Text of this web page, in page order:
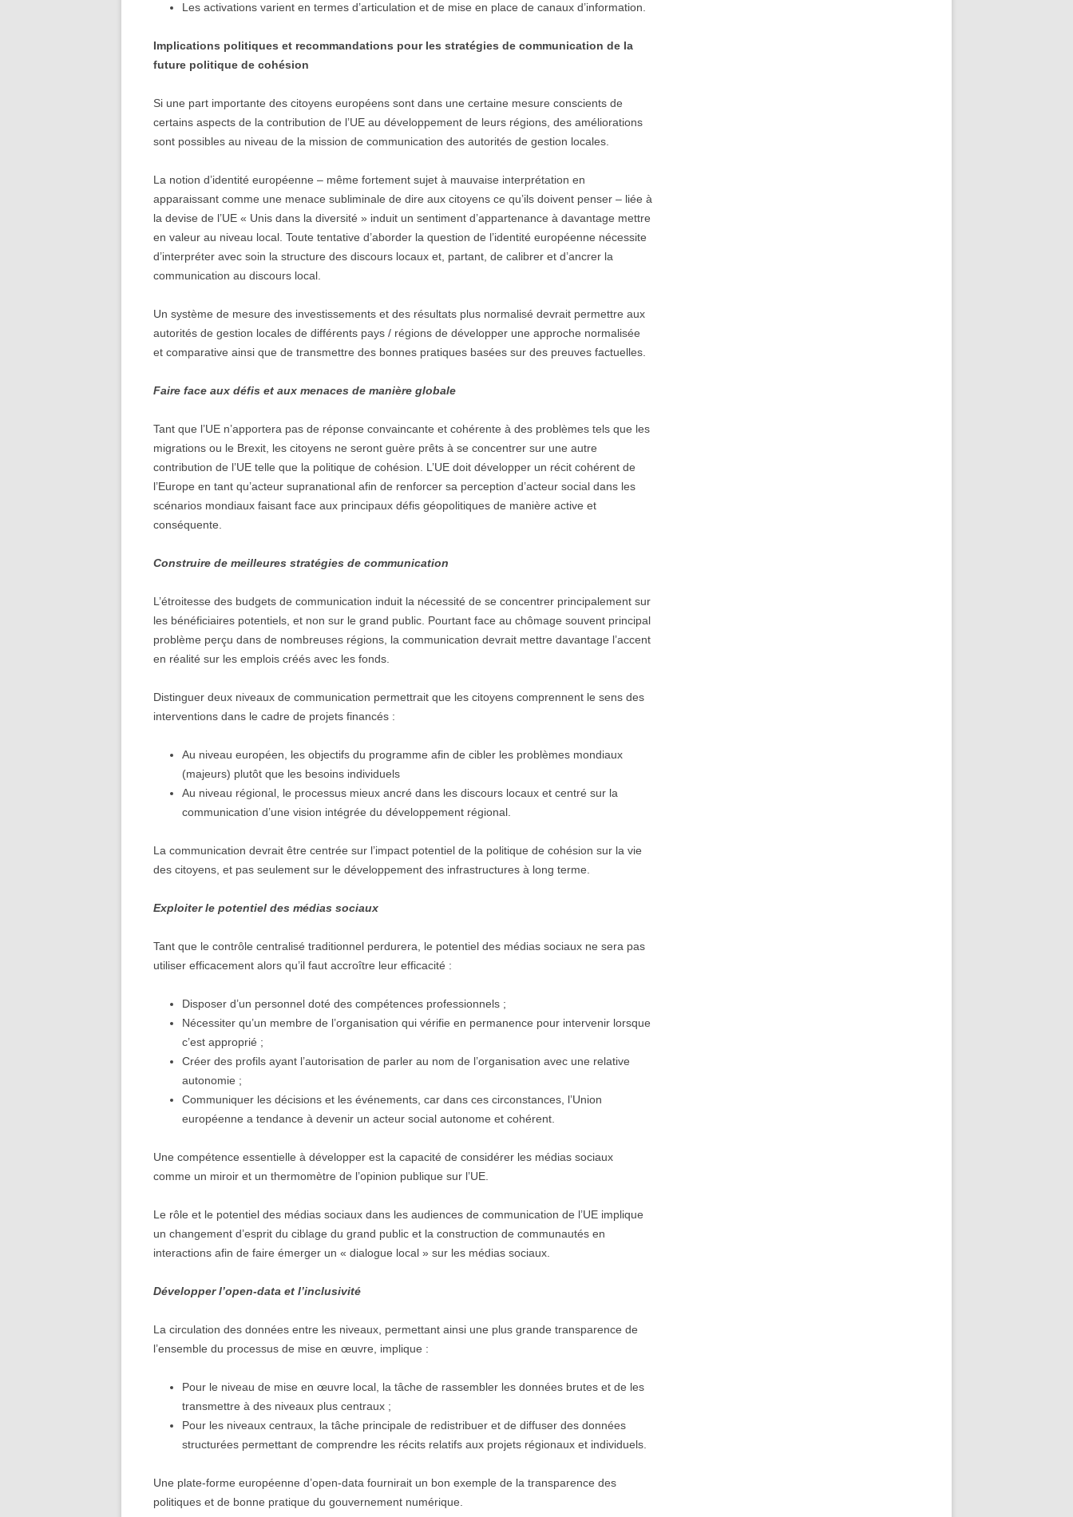
Les activations varient en termes d’articulation et de mise en place de canaux d’information.
Implications politiques et recommandations pour les stratégies de communication de la
future politique de cohésion
Si une part importante des citoyens européens sont dans une certaine mesure conscients de
certains aspects de la contribution de l’UE au développement de leurs régions, des améliorations
sont possibles au niveau de la mission de communication des autorités de gestion locales.
La notion d’identité européenne – même fortement sujet à mauvaise interprétation en
apparaissant comme une menace subliminale de dire aux citoyens ce qu’ils doivent penser – liée à
la devise de l’UE « Unis dans la diversité » induit un sentiment d’appartenance à davantage mettre
en valeur au niveau local. Toute tentative d’aborder la question de l’identité européenne nécessite
d’interpréter avec soin la structure des discours locaux et, partant, de calibrer et d’ancrer la
communication au discours local.
Un système de mesure des investissements et des résultats plus normalisé devrait permettre aux
autorités de gestion locales de différents pays / régions de développer une approche normalisée
et comparative ainsi que de transmettre des bonnes pratiques basées sur des preuves factuelles.
Faire face aux défis et aux menaces de manière globale
Tant que l’UE n’apportera pas de réponse convaincante et cohérente à des problèmes tels que les
migrations ou le Brexit, les citoyens ne seront guère prêts à se concentrer sur une autre
contribution de l’UE telle que la politique de cohésion. L’UE doit développer un récit cohérent de
l’Europe en tant qu’acteur supranational afin de renforcer sa perception d’acteur social dans les
scénarios mondiaux faisant face aux principaux défis géopolitiques de manière active et
conséquente.
Construire de meilleures stratégies de communication
L’étroitesse des budgets de communication induit la nécessité de se concentrer principalement sur
les bénéficiaires potentiels, et non sur le grand public. Pourtant face au chômage souvent principal
problème perçu dans de nombreuses régions, la communication devrait mettre davantage l’accent
en réalité sur les emplois créés avec les fonds.
Distinguer deux niveaux de communication permettrait que les citoyens comprennent le sens des
interventions dans le cadre de projets financés :
Au niveau européen, les objectifs du programme afin de cibler les problèmes mondiaux
(majeurs) plutôt que les besoins individuels
Au niveau régional, le processus mieux ancré dans les discours locaux et centré sur la
communication d’une vision intégrée du développement régional.
La communication devrait être centrée sur l’impact potentiel de la politique de cohésion sur la vie
des citoyens, et pas seulement sur le développement des infrastructures à long terme.
Exploiter le potentiel des médias sociaux
Tant que le contrôle centralisé traditionnel perdurera, le potentiel des médias sociaux ne sera pas
utiliser efficacement alors qu’il faut accroître leur efficacité :
Disposer d’un personnel doté des compétences professionnels ;
Nécessiter qu’un membre de l’organisation qui vérifie en permanence pour intervenir lorsque
c’est approprié ;
Créer des profils ayant l’autorisation de parler au nom de l’organisation avec une relative
autonomie ;
Communiquer les décisions et les événements, car dans ces circonstances, l’Union
européenne a tendance à devenir un acteur social autonome et cohérent.
Une compétence essentielle à développer est la capacité de considérer les médias sociaux
comme un miroir et un thermomètre de l’opinion publique sur l’UE.
Le rôle et le potentiel des médias sociaux dans les audiences de communication de l’UE implique
un changement d’esprit du ciblage du grand public et la construction de communautés en
interactions afin de faire émerger un « dialogue local » sur les médias sociaux.
Développer l’open-data et l’inclusivité
La circulation des données entre les niveaux, permettant ainsi une plus grande transparence de
l’ensemble du processus de mise en œuvre, implique :
Pour le niveau de mise en œuvre local, la tâche de rassembler les données brutes et de les
transmettre à des niveaux plus centraux ;
Pour les niveaux centraux, la tâche principale de redistribuer et de diffuser des données
structurées permettant de comprendre les récits relatifs aux projets régionaux et individuels.
Une plate-forme européenne d’open-data fournirait un bon exemple de la transparence des
politiques et de bonne pratique du gouvernement numérique.